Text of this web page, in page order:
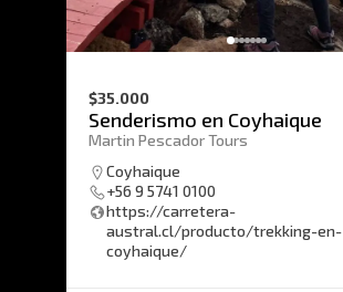
$35.000
Senderismo en Coyhaique
Martin Pescador Tours
Coyhaique
+56 9 5741 0100
https://carretera-
austral.cl/producto/trekking-en-
coyhaique/